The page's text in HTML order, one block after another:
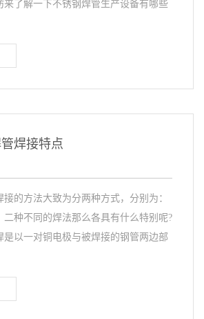
来了解一下不锈钢焊管生产设备有哪些
焊接特点
的方法大致为分两种方式，分别为：
二种不同的焊法那么各具有什么特别呢?
是以一对铜电极与被焊接的钢管两边部